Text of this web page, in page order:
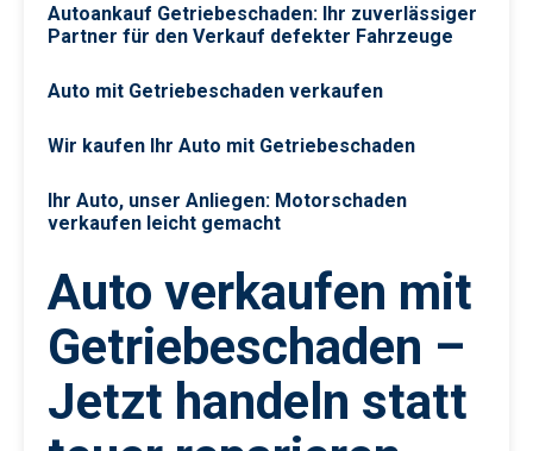
Autoankauf Getriebeschaden: Ihr zuverlässiger
Partner für den Verkauf defekter Fahrzeuge
Auto mit Getriebeschaden verkaufen
Wir kaufen Ihr Auto mit Getriebeschaden
Ihr Auto, unser Anliegen: Motorschaden
verkaufen leicht gemacht
Auto verkaufen mit
Getriebeschaden –
Jetzt handeln statt